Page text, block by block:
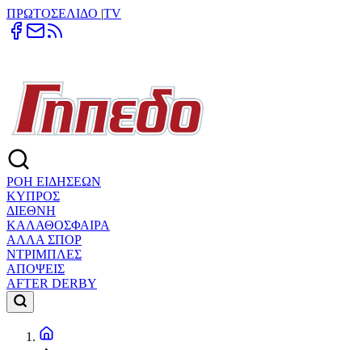
ΠΡΩΤΟΣΕΛΙΔΟ |TV
ΡΟΗ ΕΙΔΗΣΕΩΝ
ΚΥΠΡΟΣ
ΔΙΕΘΝΗ
ΚΑΛΑΘΟΣΦΑΙΡΑ
ΑΛΛΑ ΣΠΟΡ
ΝΤΡΙΜΠΛΕΣ
ΑΠΟΨΕΙΣ
AFTER DERBY